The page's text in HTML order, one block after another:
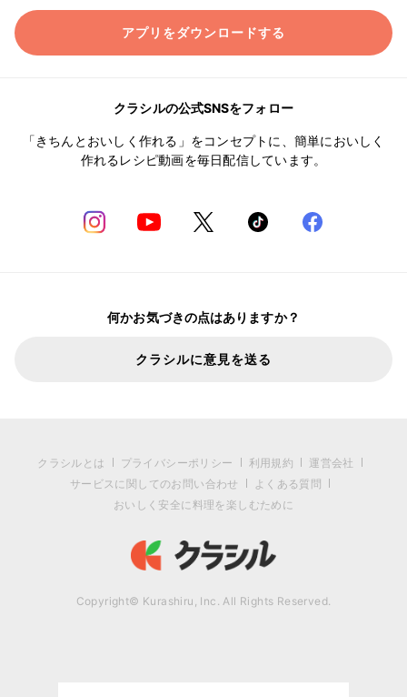
アプリをダウンロードする
クラシルの公式SNSをフォロー
「きちんとおいしく作れる」をコンセプトに、簡単においしく
作れるレシピ動画を毎日配信しています。
何かお気づきの点はありますか？
クラシルに意見を送る
クラシルとは プライバシーポリシー 利用規約
運営会社
サービスに関してのお問い合わせ
よくある質問
おいしく安全に料理を楽しむために
Copyright© Kurashiru, Inc. All Rights Reserved.